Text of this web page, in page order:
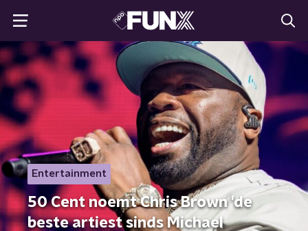
Entertainment
50 Cent noemt Chris Brown 'de
beste artiest sinds Michael